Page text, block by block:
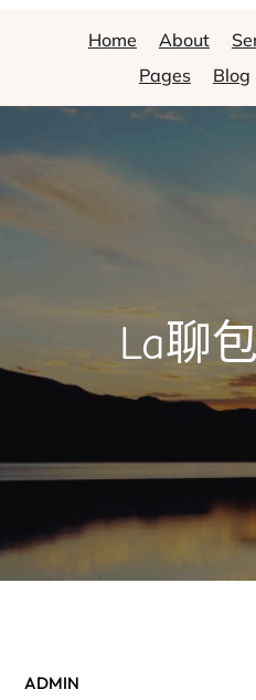
Home About
Pages
Blog
La聊
ADMIN